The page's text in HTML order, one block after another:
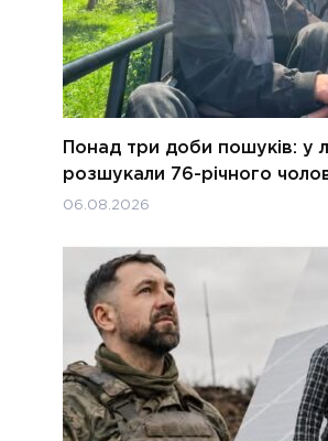
Понад три доби пошуків: у
розшукали 76-річного
06.08.2026